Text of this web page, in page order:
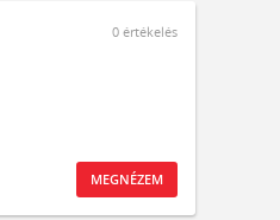
0 értékelés
MEGNÉZEM